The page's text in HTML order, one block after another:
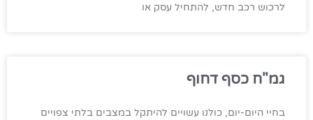
לרכוש רכב חדש, להתחיל עסק או
גמ"ח כסף דחוף
בחיי היום-יום, כולנו עשויים להיתקל במצבים בלתי צפויים